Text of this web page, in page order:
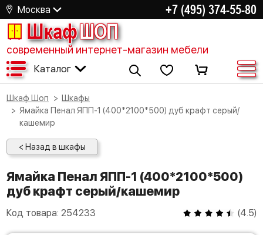
Москва +7 (495) 374-55-80
ШкафШОП
современный интернет-магазин мебели
Каталог
Шкаф Шоп
Шкафы
Ямайка Пенал ЯПП-1 (400*2100*500) дуб крафт серый/
кашемир
< Назад в шкафы
Ямайка Пенал ЯПП-1 (400*2100*500)
дуб крафт серый/кашемир
Код товара: 254233 (4.5)